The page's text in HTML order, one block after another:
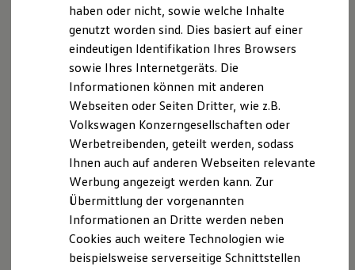
Schnittstellen zu Ihrem ID.
Hybridautos
Marke und Erlebnis
Volkswagen R und R Experience
R-Modelle
R Experience
Driving Experience
Werkbesichtigung
Factory visit
Lifestyle Shop
Golf Kollektion
ID. Kollektion
Volkswagen Kollektion
GTI Kollektion
Fußball Drop
AppleCarPlayist eine Marke von Apple Inc. Android
eine Marke von Google LLC.
Die in dieser Darstellung gezeigten Fahrzeuge und
Ausstattungen können in einzelnen Details vom aktuellen
deutschen Lieferprogramm abweichen. Abgebildet sind
teilweise Sonderausstattungen der Fahrzeuge gegen
Mehrpreis.
Bitte beachten Sie auch unseren Konfigurator für eine
Übersicht der aktuell verfügbaren Modelle und Ausstattungen.
Die angegebenen Verbrauchs- und Emissionswerte beziehen
sich nicht auf ein einzelnes Fahrzeug und sind nicht Bestandteil
des Angebots, sondern dienen allein Vergleichszwecken
zwischen den verschiedenen Fahrzeugtypen.
Zusatzausstattungen undZubehör(Anbauteile, Reifenformat
haben oder nicht, sowie welche Inhalte
genutzt worden sind. Dies basiert auf einer
eindeutigen Identifikation Ihres Browsers
sowie Ihres Internetgeräts. Die
Informationen können mit anderen
Webseiten oder Seiten Dritter, wie z.B.
Volkswagen Konzerngesellschaften oder
Werbetreibenden, geteilt werden, sodass
Ihnen auch auf anderen Webseiten relevante
Werbung angezeigt werden kann. Zur
Übermittlung der vorgenannten
Informationen an Dritte werden neben
Cookies auch weitere Technologien wie
beispielsweise serverseitige Schnittstellen